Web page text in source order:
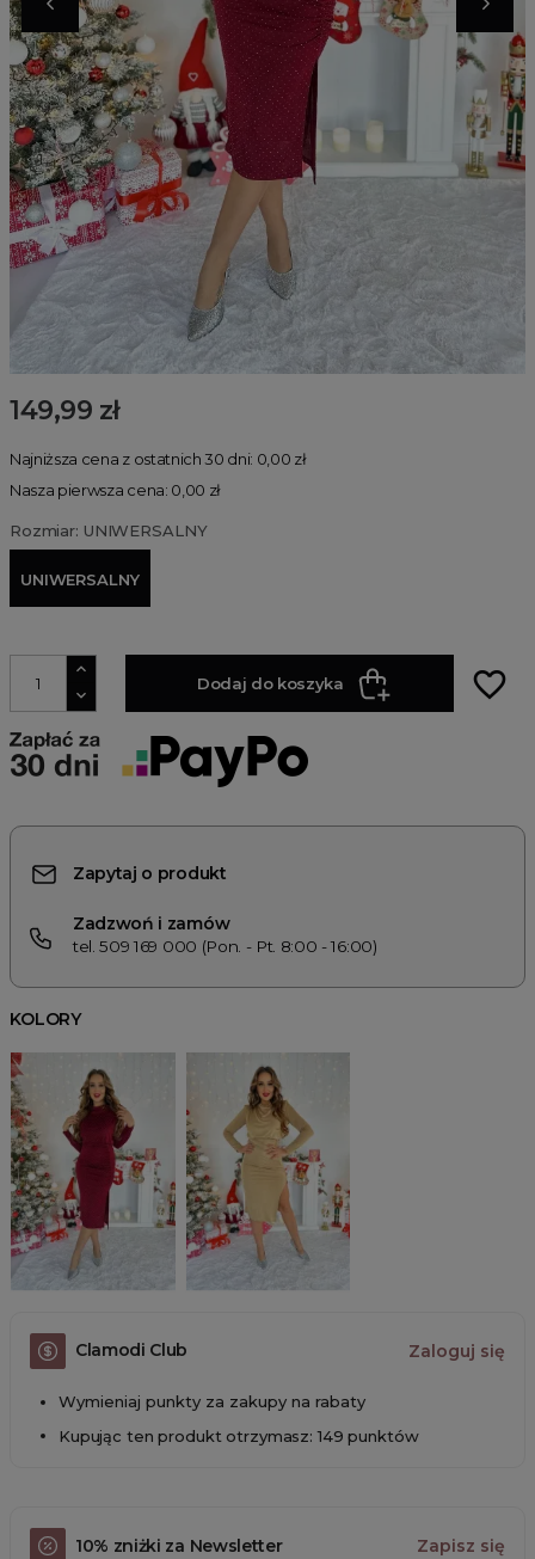
149,99 zł
Najniższa cena z ostatnich 30 dni: 0,00 zł
Nasza pierwsza cena: 0,00 zł
Rozmiar: UNIWERSALNY
UNIWERSALNY
Dodaj do koszyka favorite_border
Zapytaj o produkt
Zadzwoń i zamów
tel. 509 169 000 (Pon. - Pt. 8:00 - 16:00)
KOLORY
Clamodi Club Zaloguj się
Wymieniaj punkty za zakupy na rabaty
Kupując ten produkt otrzymasz: 149 punktów
10% zniżki za Newsletter Zapisz się